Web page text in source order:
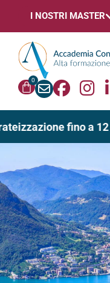
I NOSTRI MASTER
0
fino a 12